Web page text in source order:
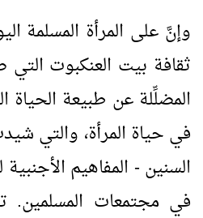
وإنَّ على المرأة المسلمة
ثقافة بيت العنكبوت التي
المضلِّلة عن طبيعة الحياة
في حياة المرأة، والتي
السنين - المفاهيم
في مجتمعات المسلمين.